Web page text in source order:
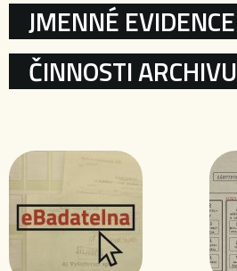
JMENNÉ EVIDENCE
ČINNOSTI ARCHIVU